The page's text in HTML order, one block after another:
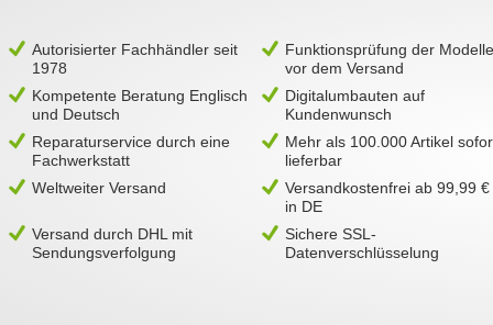
Autorisierter Fachhändler seit
1978
Funktionsprüfung der Modelle
vor dem Versand
Kompetente Beratung Englisch
und Deutsch
Digitalumbauten auf
Kundenwunsch
Reparaturservice durch eine
Fachwerkstatt
Mehr als 100.000 Artikel
lieferbar
Weltweiter Versand
Versandkostenfrei ab 99,99 €
in DE
Versand durch DHL mit
Sendungsverfolgung
Sichere SSL-
Datenverschlüsselung